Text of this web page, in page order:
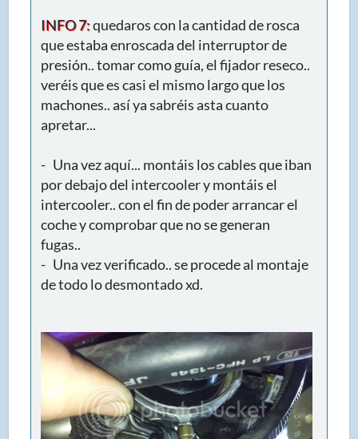
INFO 7:quedaros con la cantidad de rosca
que estaba enroscada del interruptor de
presión.. tomar como guía, el fijador reseco..
veréis que es casi el mismo largo que los
machones.. así ya sabréis asta cuanto
apretar...
- Una vez aquí... montáis los cables que iban
por debajo del intercooler y montáis el
intercooler.. con el fin de poder arrancar el
coche y comprobar que no se generan
fugas..
- Una vez verificado.. se procede al montaje
de todo lo desmontado xd.